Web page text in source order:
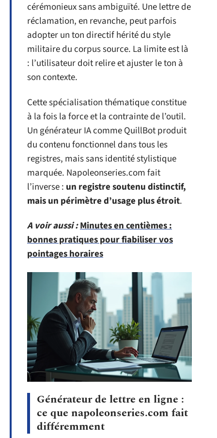
cérémonieux sans ambiguïté. Une lettre de
réclamation, en revanche, peut parfois
adopter un ton directif hérité du style
militaire du corpus source. La limite est là
: l’utilisateur doit relire et ajuster le ton à
son contexte.
Cette spécialisation thématique constitue
à la fois la force et la contrainte de l’outil.
Un générateur IA comme QuillBot produit
du contenu fonctionnel dans tous les
registres, mais sans identité stylistique
marquée. Napoleonseries.com fait
l’inverse : un registre soutenu distinctif,
mais un périmètre d’usage plus étroit.
A voir aussi :Minutes en centièmes :
bonnes pratiques pour fiabiliser vos
pointages horaires
Générateur de lettre en ligne :
ce que napoleonseries.com fait
différemment